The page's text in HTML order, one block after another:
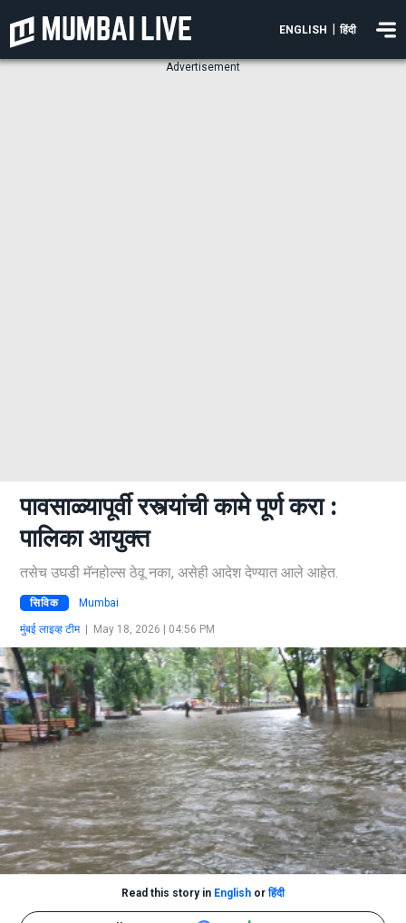
ENGLISH हिंदी
Advertisement
पावसाळ्यापूर्वी रस्त्यांची कामे पूर्ण करा :
पालिका आयुक्त
तसेच उघडी मॅनहोल्स ठेवू नका, असेही आदेश देण्यात आले आहेत.
सिविक Mumbai
मुंबई लाइव्ह टीम| May 18, 2026 | 04:56 PM
Read this story in English orहिंदी